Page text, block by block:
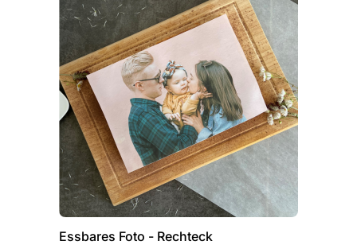
Essbares Foto - Rechteck